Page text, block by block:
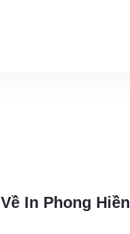
Về In Phong Hiền